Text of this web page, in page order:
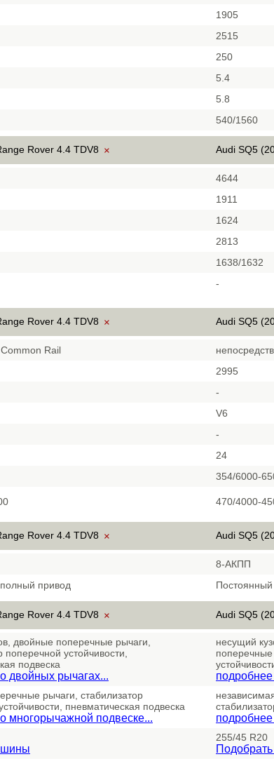
1905
2515
250
5.4
5.8
540/1560
Rover 4.4 TDV8 × Audi SQ5
4644
1911
1624
2813
1638/1632
-
Rover 4.4 TDV8 × Audi SQ5
Rail
2995
-
V6
-
24
354/6000-
470/4000-
Rover 4.4 TDV8 × Audi SQ5
8-АКПП
привод
Rover 4.4 TDV8 × Audi SQ5
двойные поперечные рычаги,
поперечной устойчивости,
подвеска
двойных рычагах...
несущий
поперечные
рычаги, стабилизатор
пневматическая подвеска
многорычажной подвеске...
шины
255/45 R20